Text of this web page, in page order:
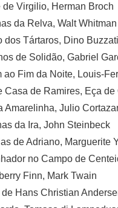
de Virgilio, Herman Broch
da Relva, Walt Whitman
dos Tártaros, Dino Buzzati
de Solidão, Gabriel
ao Fim da Noite, Louis-
Casa de Ramires, Eça de
Amarelinha, Julio
da Ira, John Steinbeck
de Adriano, Marguerite
no Campo de
Finn, Mark Twain
Hans Christian